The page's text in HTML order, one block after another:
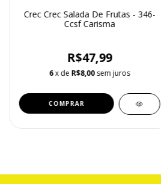
Crec Crec Salada De Frutas - 346-
Ccsf Carisma
R$47,99
6x de R$8,00sem juros